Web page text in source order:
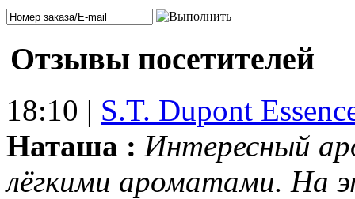
Отзывы посетителей
18:10 | S.T. Dupont
Наташа : Интересный
лёгкими ароматами. На